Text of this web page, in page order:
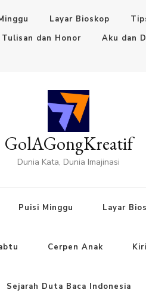
Layar Bioskop
Tulisan dan Honor Aku dan
GolAGongKreatif
Dunia Kata, Dunia Imajinasi
Puisi Minggu Layar
Cerpen Anak
Sejarah Duta Baca Indonesia